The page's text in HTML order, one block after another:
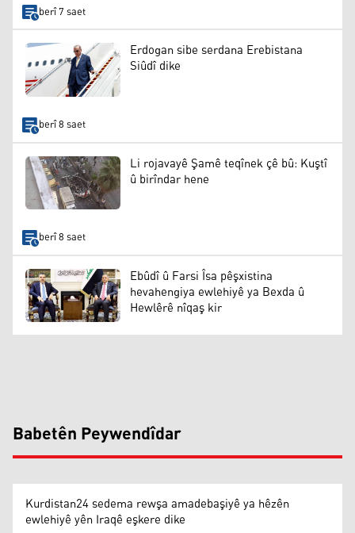
berî 7 saet
Erdogan sibe serdana Erebistana
Siûdî dike
berî 8 saet
Li rojavayê Şamê teqînek çê bû: Kuştî
û birîndar hene
berî 8 saet
Ebûdî û Farsi Îsa pêşxistina
hevahengiya ewlehiyê ya Bexda û
Hewlêrê nîqaş kir
Babetên Peywendîdar
Kurdistan24 sedema rewşa amadebaşiyê ya hêzên
ewlehiyê yên Iraqê eşkere dike